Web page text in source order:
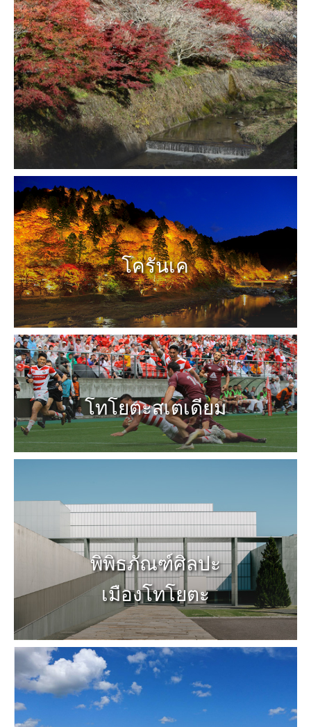
โครันเค
โทโยตะสเตเดียม
พิพิธภัณฑ์ศิลปะ
เมืองโทโยตะ